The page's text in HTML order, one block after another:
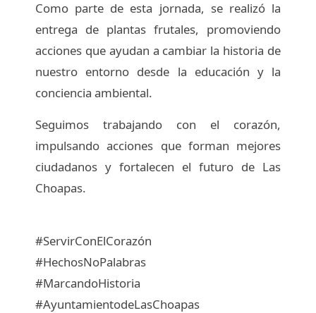
Como parte de esta jornada, se realizó la
entrega de plantas frutales, promoviendo
acciones que ayudan a cambiar la historia de
nuestro entorno desde la educación y la
conciencia ambiental.
Seguimos trabajando con el corazón,
impulsando acciones que forman mejores
ciudadanos y fortalecen el futuro de Las
Choapas.
#ServirConElCorazón
#HechosNoPalabras
#MarcandoHistoria
#AyuntamientodeLasChoapas